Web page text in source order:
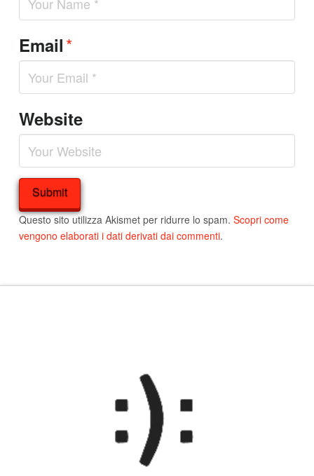
Email*
Website
Questo sito utilizza Akismet per ridurre lo spam. Scopri come
vengono elaborati i dati derivati dai commenti.